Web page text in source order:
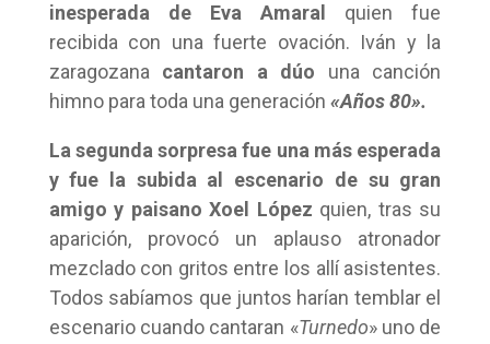
inesperada de Eva Amaral
quien fue
recibida con una fuerte ovación. Iván y la
zaragozana cantaron a dúo una canción
himno para toda una generación «Años 80».
La segunda sorpresa fue una más esperada
y fue la subida al escenario de su gran
amigo y paisano Xoel López quien, tras su
aparición, provocó un aplauso atronador
mezclado con gritos entre los allí asistentes.
Todos sabíamos que juntos harían temblar el
escenario cuando cantaran «Turnedo» uno de